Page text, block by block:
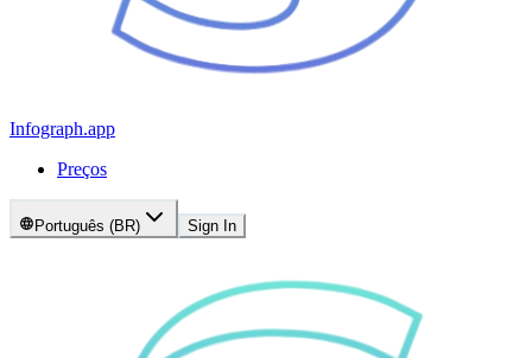
Infograph.app
Preços
Português (BR) Sign In